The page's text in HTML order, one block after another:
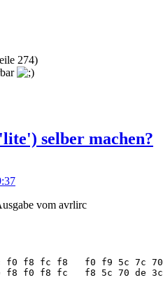
274)
selber machen?
vom avrlirc
f8 f0 f8 fc   f8 5c 70 de